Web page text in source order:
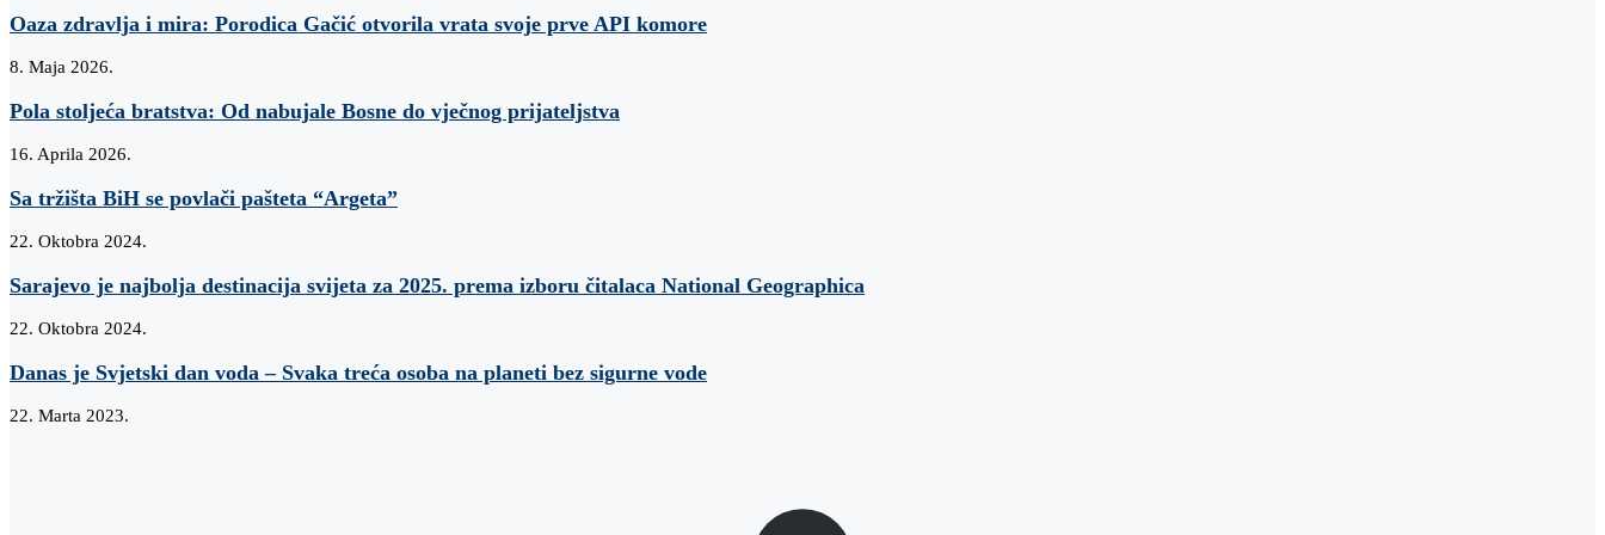
Oaza zdravlja i mira: Porodica Gačić otvorila vrata svoje prve API komore
8. Maja 2026.
Pola stoljeća bratstva: Od nabujale Bosne do vječnog prijateljstva
16. Aprila 2026.
Sa tržišta BiH se povlači pašteta “Argeta”
22. Oktobra 2024.
Sarajevo je najbolja destinacija svijeta za 2025. prema izboru čitalaca National Geographica
22. Oktobra 2024.
Danas je Svjetski dan voda – Svaka treća osoba na planeti bez sigurne vode
22. Marta 2023.